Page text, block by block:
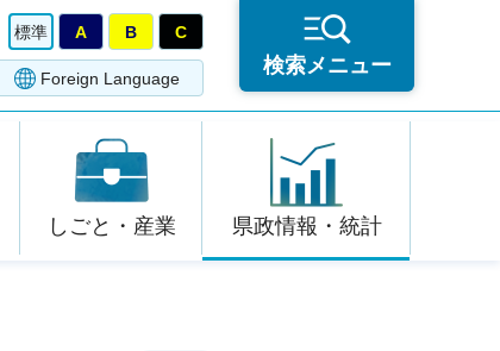
標準 A B C
Foreign Language
検索メニュー
しごと・産業 県政情報・統計